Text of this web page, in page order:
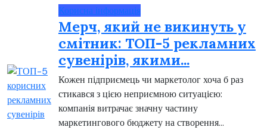
Корисна інформація
Мерч, який не викинуть у
смітник: ТОП-5 рекламних
сувенірів, якими...
Кожен підприємець чи маркетолог хоча б раз
стикався з цією неприємною ситуацією:
компанія витрачає значну частину
маркетингового бюджету на створення...